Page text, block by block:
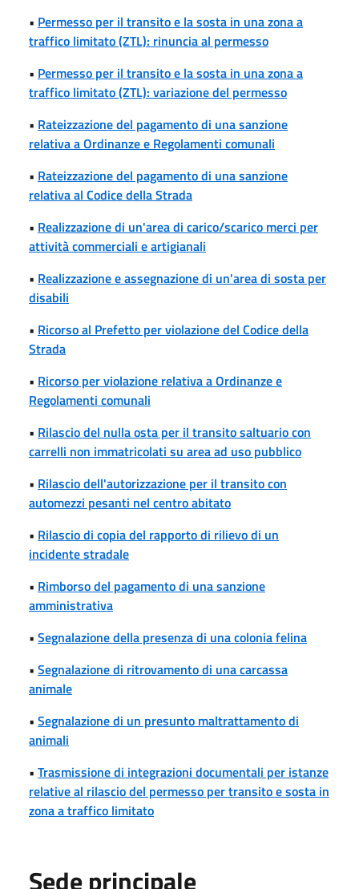
• Permesso per il transito e la sosta in una zona a
traffico limitato (ZTL): rinuncia al permesso
• Permesso per il transito e la sosta in una zona a
traffico limitato (ZTL): variazione del permesso
• Rateizzazione del pagamento di una sanzione
relativa a Ordinanze e Regolamenti comunali
• Rateizzazione del pagamento di una sanzione
relativa al Codice della Strada
• Realizzazione di un'area di carico/scarico merci per
attività commerciali e artigianali
• Realizzazione e assegnazione di un'area di sosta per
disabili
• Ricorso al Prefetto per violazione del Codice della
Strada
• Ricorso per violazione relativa a Ordinanze e
Regolamenti comunali
• Rilascio del nulla osta per il transito saltuario con
carrelli non immatricolati su area ad uso pubblico
• Rilascio dell'autorizzazione per il transito con
automezzi pesanti nel centro abitato
• Rilascio di copia del rapporto di rilievo di un
incidente stradale
• Rimborso del pagamento di una sanzione
amministrativa
• Segnalazione della presenza di una colonia felina
• Segnalazione di ritrovamento di una carcassa
animale
• Segnalazione di un presunto maltrattamento di
animali
• Trasmissione di integrazioni documentali per istanze
relative al rilascio del permesso per transito e sosta in
zona a traffico limitato
Sede principale